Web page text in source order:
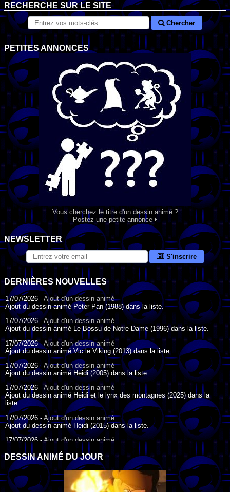
RECHERCHE SUR LE SITE
Chercher
PETITES ANNONCES
Vous cherchez le titre d'un dessin animé ?
Postez une petite annonce
NEWSLETTER
S'inscrire
DERNIÈRES NOUVELLES
17/07/2026 - Ajout d'un dessin animé
Ajout du dessin animé Peter Pan (1988) dans la liste.
17/07/2026 -Ajout d'un dessin animé
Ajout du dessin animé Le Bossu de Notre-Dame (1996) dans la liste.
17/07/2026 -Ajout d'un dessin animé
Ajout du dessin animé Vic le Viking (2013) dans la liste.
17/07/2026 - Ajout d'un dessin animé
Ajout du dessin animé Heidi (2005) dans la liste.
17/07/2026 - Ajout d'un dessin animé
Ajout du dessin animé Heidi et le lynx des montagnes (2025) dans la
liste.
17/07/2026 - Ajout d'un dessin animé
Ajout du dessin animé Heidi (2015) dans la liste.
17/07/2026 -Ajout d'un dessin animé
Ajout du dessin animé Heidi (1995) dans la liste.
09/07/2026 -Ajout d'un dessin animé
Ajout du dessin animé Genki l'Aventurier de la Chance (2006) dans la
liste.
DESSIN ANIMÉ DU JOUR